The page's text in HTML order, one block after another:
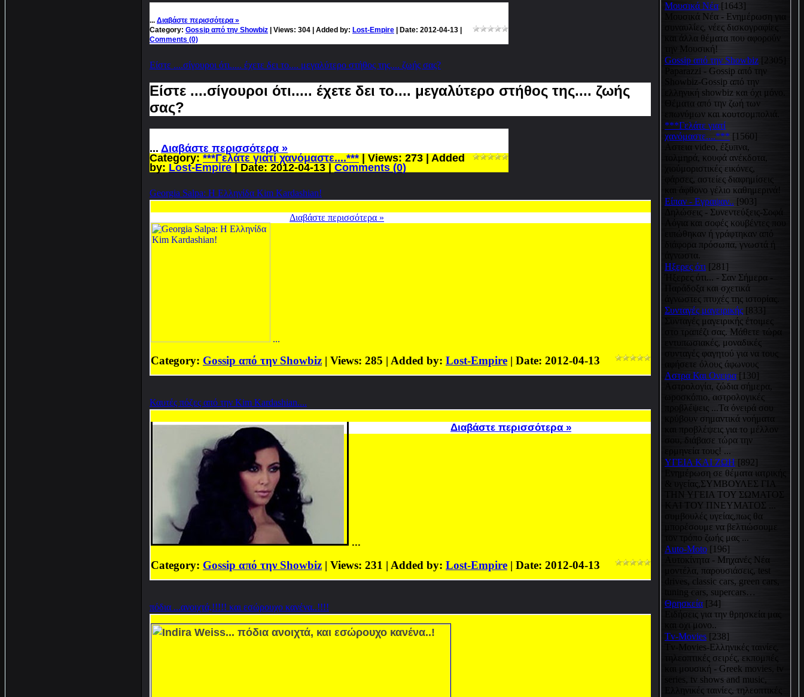
... Διαβάστε περισσότερα »
Category: Gossip από την Showbiz | Views: 304 | Added by: Lost-Empire | Date: 2012-04-13
Comments (0)
Είστε ....σίγουροι ότι..... έχετε δει το.... μεγαλύτερο στήθος της.... ζωής σας?
Είστε ....σίγουροι ότι..... έχετε δει το.... μεγαλύτερο στήθος της.... ζωής
σας?
... Διαβάστε περισσότερα »
Category: ***Γελάτε γιατί χανόμαστε....*** | Views: 273 | Added
by: Lost-Empire | Date: 2012-04-13 Comments (0)
Georgia Salpa: Η Ελληνίδα Kim Kardashian!
...
Διαβάστε περισσότερα »
Category: Gossip από την Showbiz | Views: 285 | Added by: Lost-Empire | Date: 2012-04-13
Καυτές πόζες από την Kim Kardashian....
...
Διαβάστε περισσότερα »
Category: Gossip από την Showbiz | Views: 231 | Added by: Lost-Empire | Date: 2012-04-13
πόδια ...ανοιχτά,!!!!! και εσώρουχο κανένα..!!!!
Μουσικά Νέα [1643]
Μουσικά Νέα - Ενημέρωση για
συναυλίες, νέες δισκογραφίες
και άλλα θέματα που αφορούν
την Μουσική!
Gossip από την Showbiz
[2305]
Paparazzi - Gossip από την
Showbiz-Gossip από την
ελληνική showbiz και όχι μόνο.
Θέματα από την ζωή των
επωνύμων και κουτσομπολιά.
***Γελάτε γιατί
χανόμαστε....*** [1560]
Αστεια video, έξυπνα,
τολμηρά, κουφά ανέκδοτα,
χιούμοριστικές εικόνες,
φάρσες, αστείες διαφημίσεις
και άφθονο γέλιο καθημερινά!
Είπαν - Εγραψαν.. [903]
Δηλώσεις - Συνεντεύξεις-Σοφά
Λόγια και σοφές κουβέντες που
ειπώθηκαν ή γράφτηκαν από
διάφορα πρόσωπα, γνωστά ή
άγνωστα.
Hξερες ότι [281]
Ήξερες ότι... - Σαν Σήμερα -
Παράδοξα και σχετικά
άγνωστες πτυχές της ιστορίας.
Συνταγές μαγειρικής [833]
Συνταγές μαγειρικής έτοιμες
στο τραπέζι σας. Μάθετε τώρα
εντυπωσιακές, μοναδικές
συνταγές φαγητού για να τους
αφήσετε όλους άφωνους
Αστρα Και Ονειρα [130]
Αστρολογία, ζώδια σήμερα,
ωροσκόπιο, αστρολογικές
προβλέψεις ...Τα όνειρά σου
κρύβουν σημαντικά νοήματα
και προβλέψεις για το μέλλον
σου, διάβασε τώρα την
ερμηνεία τους! ...
ΥΓΕΙΑ ΚΑΙ ΖΩΗ [892]
Eνημέρωση σε θέματα ιατρικής
& υγείας,ΣΥΜΒΟΥΛΕΣ ΓΙΑ
ΤΗΝ ΥΓΕΙΑ ΤΟΥ ΣΩΜΑΤΟΣ
ΚΑΙ ΤΟΥ ΠΝΕΥΜΑΤΟΣ ...
συμβουλές υγείας,πως θα
μπορέσουμε να βελτιώσουμε
τον τρόπο ζωής μας ...
Auto-Moto [196]
Αυτοκίνητα - Μηχανές Νέα
μοντέλα, παρουσιάσεις, test
drives, classic cars, green cars,
tuning cars, supercars…
Θρησκεία [34]
Ειδήσεις για την θρησκεία μας
και οχι μονο..
Tv-Movies [238]
Tv-Movies-Ελληνικές ταινίες,
τηλεοπτικές σειρές, εκπομπές
και μουσική - Greek movies, tv
series, tv shows and music,
Ελληνικές ταινίες, τηλεοπτικές